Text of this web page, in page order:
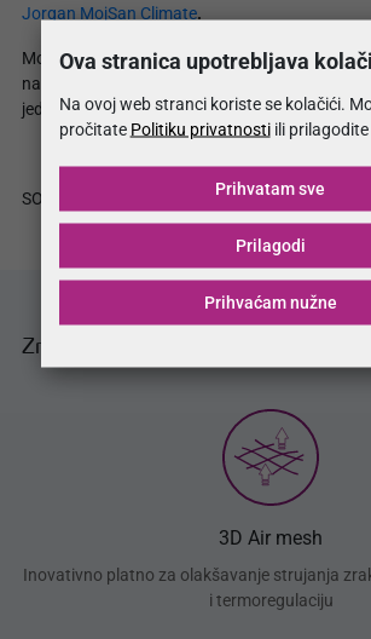
Jorgan MojSan Climate.
MojSan Climate collection proizvodi
nadograđeni adekvatnim pakovanjem
jednostavna i sigurna manipulacija istim.
SO
Značajke proizvoda
3D Air mesh
Inovativno platno za olakšavanje strujanja
i termoregulaciju
Ova stranica upotrebljava
Na ovoj web stranci koriste se kolačići.
pročitate Politiku privatnostiili prilagodite
Prihvaćam nužne
Prilagodi
Prihvatam sve